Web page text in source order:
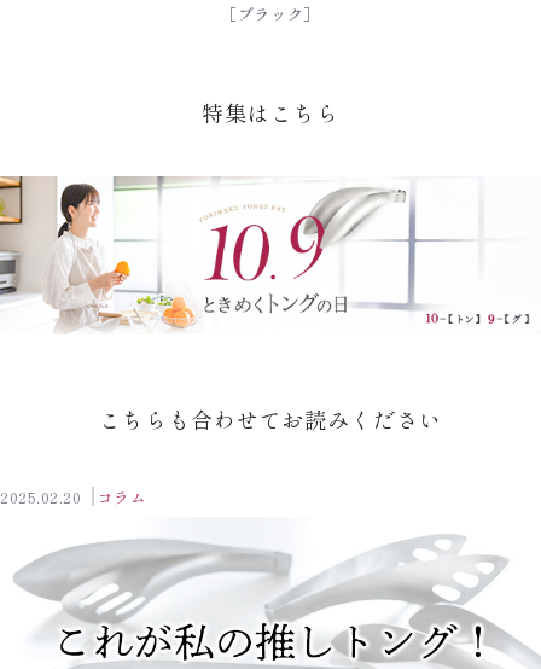
［ブラック］
特集はこちら
こちらも合わせてお読みください
2025.02.20 コラム